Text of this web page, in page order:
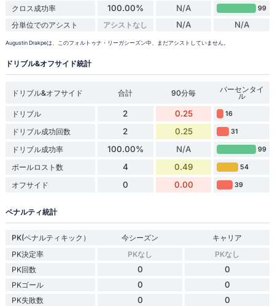
クロス成功率 100.00% N/A 99
分単位でのアシスト アシストなし N/A N/A
Augustin Drakpeは、このフォルトゥナ・リーガシーズン中、まだアシストしていません。
ドリブル&オフサイド統計
ドリブル&オフサイド 合計 90分毎 パーセンタイ
ル
ドリブル
2 0.25 16
ドリブル成功回数 2 0.25 31
ドリブル成功率 100.00% N/A 99
ボールロスト数 4 0.49 54
オフサイド 0 0.00 39
ペナルティ統計
PK(ペナルティキック） 今シーズン
キャリア
PK決定率
PKなし
PKなし
PK回数
0 0
PKゴール 0 0
PK失敗数 0 0